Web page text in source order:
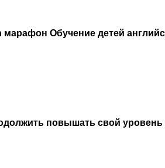
марафон Обучение детей
повышать свой уровень